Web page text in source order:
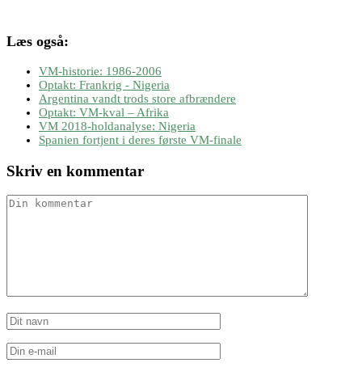
Læs også:
VM-historie: 1986-2006
Optakt: Frankrig - Nigeria
Argentina vandt trods store afbrændere
Optakt: VM-kval – Afrika
VM 2018-holdanalyse: Nigeria
Spanien fortjent i deres første VM-finale
Skriv en kommentar